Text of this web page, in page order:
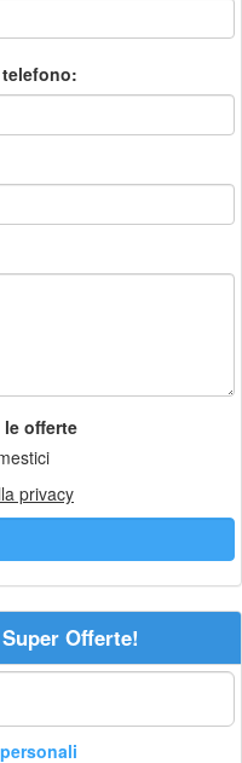
telefono:
offerte
privacy
Offerte!